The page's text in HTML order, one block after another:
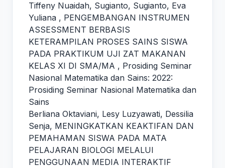
Tiffeny Nuaidah, Sugianto, Sugianto, Eva
Yuliana , PENGEMBANGAN INSTRUMEN
ASSESSMENT BERBASIS
KETERAMPILAN PROSES SAINS SISWA
PADA PRAKTIKUM UJI ZAT MAKANAN
KELAS XI DI SMA/MA , Prosiding Seminar
Nasional Matematika dan Sains: 2022:
Prosiding Seminar Nasional Matematika dan
Sains
Berliana Oktaviani, Lesy Luzyawati, Dessilia
Senja, MENINGKATKAN KEAKTIFAN DAN
PEMAHAMAN SISWA PADA MATA
PELAJARAN BIOLOGI MELALUI
PENGGUNAAN MEDIA INTERAKTIF